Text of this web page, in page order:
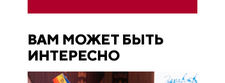
ВАМ МОЖЕТ БЫТЬ
ИНТЕРЕСНО